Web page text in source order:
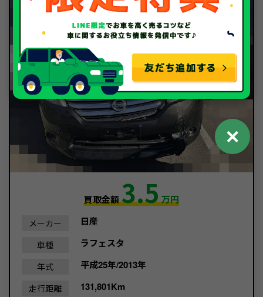
買取金額3.5万円
メーカー 日産
車種 ラフェスタ
年式 平成25年/2013年
走行距離 131,801Km
✕